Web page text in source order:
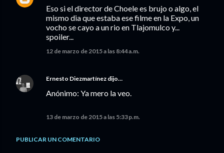
Eso si el director de Choele es brujo o algo, el
mismo dia que estaba ese filme en la Expo, un
vocho se cayo a un rio en Tlajomulco y...
spoiler...
12 de marzo de 2015 a las 8:44 a.m.
Ernesto Diezmartínez dijo…
Anónimo: Ya mero la veo.
13 de marzo de 2015 a las 5:33 p.m.
PUBLICAR UN COMENTARIO